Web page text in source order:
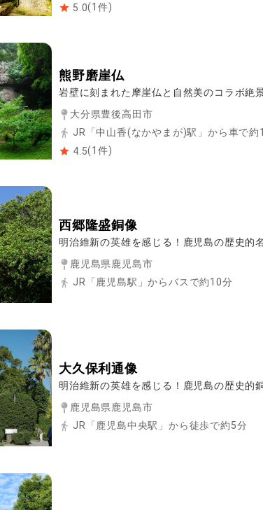
5.0(1件)
熊野磨崖仏
岩壁に刻まれた摩崖仏と自然美のコラボ絶
大分県豊後高田市
JR「中山香(なかやまが)駅」から車で約
4.5(1件)
西郷隆盛銅像
明治維新の英雄を感じる！鹿児島の歴史的
鹿児島県鹿児島市
JR「鹿児島駅」からバスで約10分
大久保利通像
明治維新の英雄を感じる！鹿児島の歴史的
鹿児島県鹿児島市
JR「鹿児島中央駅」から徒歩で約5分